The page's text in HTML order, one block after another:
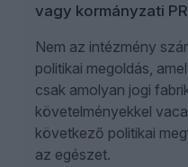
vagy kormányzati
Nem az intézmény
politikai megoldás,
csak amolyan jogi
követelményekkel
következő politikai
az egészet.